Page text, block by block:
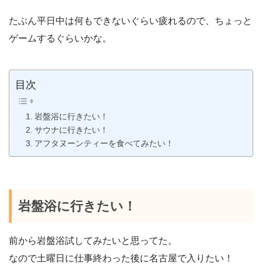
たぶん平日中は何もできないぐらい疲れるので、ちょっと
ゲームするぐらいかな。
目次
岩盤浴に行きたい！
サウナに行きたい！
アフタヌーンティーを食べてみたい！
岩盤浴に行きたい！
前から岩盤浴試してみたいと思ってた。
なので土曜日に仕事終わった後に名古屋で入りたい！